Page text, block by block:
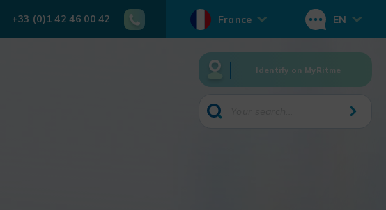
+33 (0)1 42 46 00 42 France EN
Identify on MyRitme